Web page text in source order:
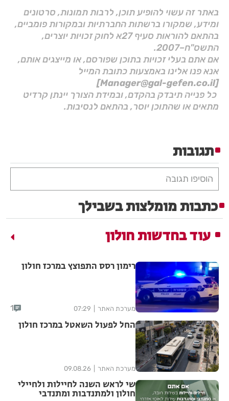
באתר זה עשוי להופיע תוכן, לרבות תמונות, סרטונים
ומידע, שמקורו ברשתות החברתיות ובמקורות פומביים,
בהתאם להוראות סעיף 27א לחוק זכויות יוצרים,
התשס"ח–2007.
אם אתם בעלי זכויות בתוכן שפורסם, או מייצגים אותם,
אנא פנו אלינו באמצעות כתובת המייל
[Manager@gal-gefen.co.il]
כל פנייה תיבדק בהקדם, ובמידת הצורך יינתן קרדיט
מתאים או שהתוכן יוסר, בהתאם לנסיבות.
תגובות
הוסיפו תגובה
כתבות מומלצות בשבילך
עוד בחדשות חולון
רימון רסס התפוצץ במרכז חולון
מערכת האתר 07:29
1
החל לפעול השאטל במרכז חולון
מערכת האתר 09.08.26
שי לראש השנה לחיילות ולחיילי
חולון ולמתנדבות ומתנדבי